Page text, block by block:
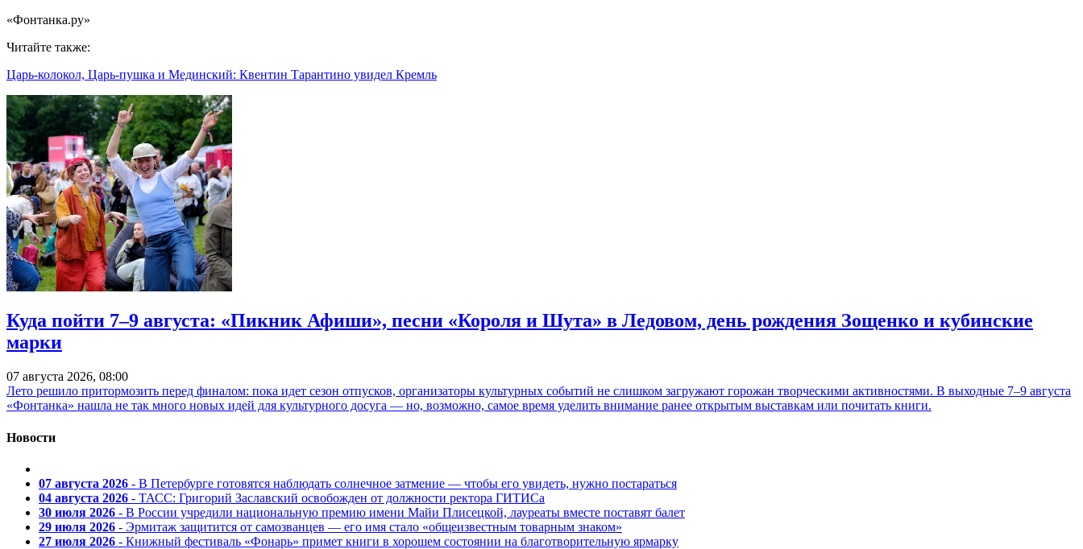
«Фонтанка.ру»
Читайте также:
Царь-колокол, Царь-пушка и Мединский: Квентин Тарантино увидел Кремль
Куда пойти 7–9 августа: «Пикник Афиши», песни «Короля и Шута» в Ледовом, день рождения Зощенко и кубинские
марки
07 августа 2026, 08:00
Лето решило притормозить перед финалом: пока идет сезон отпусков, организаторы культурных событий не слишком загружают горожан творческими активностями. В выходные 7–9 августа
«Фонтанка» нашла не так много новых идей для культурного досуга — но, возможно, самое время уделить внимание ранее открытым выставкам или почитать книги.
Новости
07 августа 2026 - В Петербурге готовятся наблюдать солнечное затмение — чтобы его увидеть, нужно постараться
04 августа 2026 - ТАСС: Григорий Заславский освобожден от должности ректора ГИТИСа
30 июля 2026 - В России учредили национальную премию имени Майи Плисецкой, лауреаты вместе поставят балет
29 июля 2026 - Эрмитаж защитится от самозванцев — его имя стало «общеизвестным товарным знаком»
27 июля 2026 - Книжный фестиваль «Фонарь» примет книги в хорошем состоянии на благотворительную ярмарку